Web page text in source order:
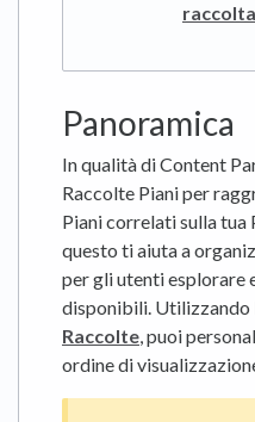
raccolta
Panoramica
In qualità di Content
Raccolte Piani per
Piani correlati sulla tua
questo ti aiuta a
per gli utenti esplorare
disponibili. Utilizzando
Raccolte, puoi
ordine di